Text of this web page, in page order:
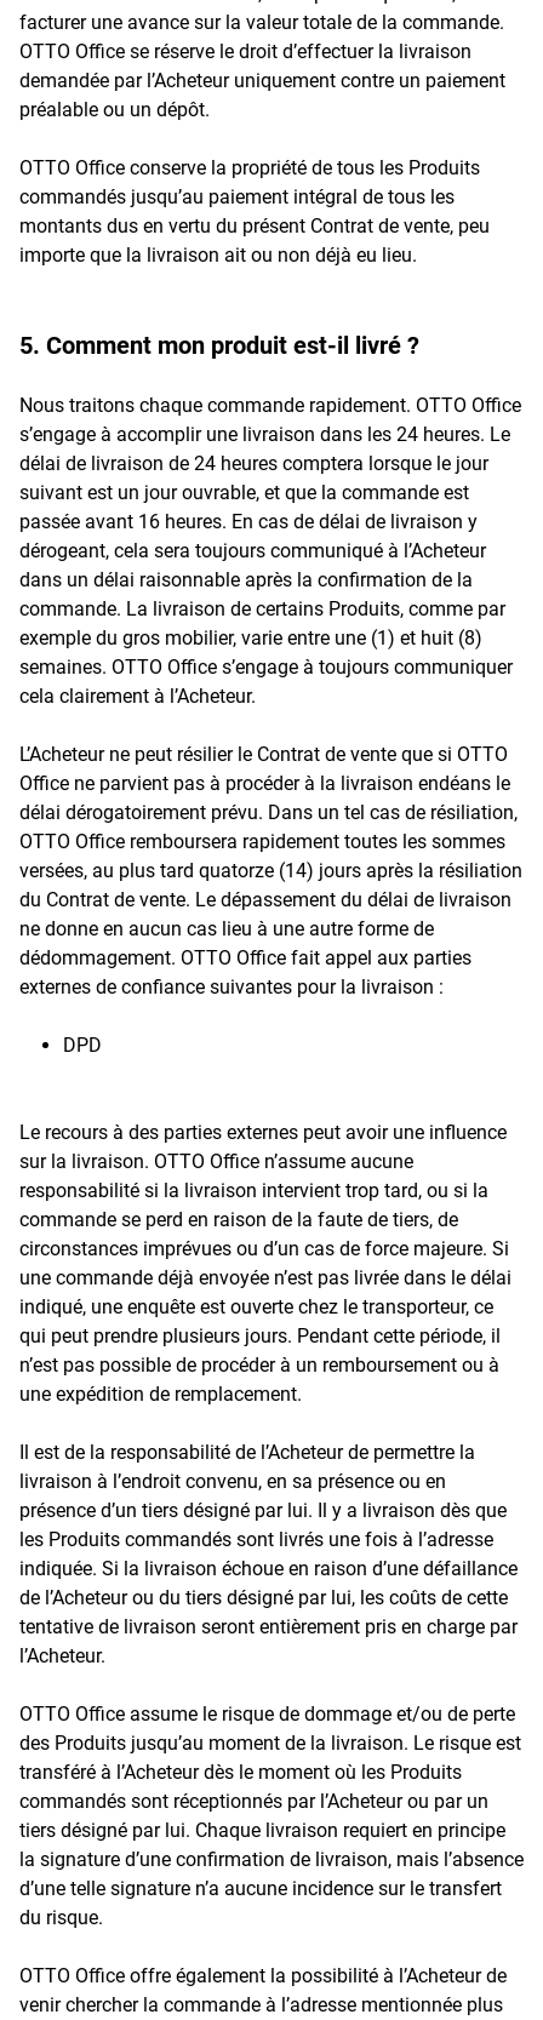
facturer une avance sur la valeur totale de la commande.
OTTO Office se réserve le droit d’effectuer la livraison
demandée par l’Acheteur uniquement contre un paiement
préalable ou un dépôt.
OTTO Office conserve la propriété de tous les Produits
commandés jusqu’au paiement intégral de tous les
montants dus en vertu du présent Contrat de vente, peu
importe que la livraison ait ou non déjà eu lieu.
5. Comment mon produit est-il livré ?
Nous traitons chaque commande rapidement. OTTO Office
s’engage à accomplir une livraison dans les 24 heures. Le
délai de livraison de 24 heures comptera lorsque le jour
suivant est un jour ouvrable, et que la commande est
passée avant 16 heures. En cas de délai de livraison y
dérogeant, cela sera toujours communiqué à l’Acheteur
dans un délai raisonnable après la confirmation de la
commande. La livraison de certains Produits, comme par
exemple du gros mobilier, varie entre une (1) et huit (8)
semaines. OTTO Office s’engage à toujours communiquer
cela clairement à l’Acheteur.
L’Acheteur ne peut résilier le Contrat de vente que si OTTO
Office ne parvient pas à procéder à la livraison endéans le
délai dérogatoirement prévu. Dans un tel cas de résiliation,
OTTO Office remboursera rapidement toutes les sommes
versées, au plus tard quatorze (14) jours après la résiliation
du Contrat de vente. Le dépassement du délai de livraison
ne donne en aucun cas lieu à une autre forme de
dédommagement. OTTO Office fait appel aux parties
externes de confiance suivantes pour la livraison :
DPD
Le recours à des parties externes peut avoir une influence
sur la livraison. OTTO Office n’assume aucune
responsabilité si la livraison intervient trop tard, ou si la
commande se perd en raison de la faute de tiers, de
circonstances imprévues ou d’un cas de force majeure. Si
une commande déjà envoyée n’est pas livrée dans le délai
indiqué, une enquête est ouverte chez le transporteur, ce
qui peut prendre plusieurs jours. Pendant cette période, il
n’est pas possible de procéder à un remboursement ou à
une expédition de remplacement.
Il est de la responsabilité de l’Acheteur de permettre la
livraison à l’endroit convenu, en sa présence ou en
présence d’un tiers désigné par lui. Il y a livraison dès que
les Produits commandés sont livrés une fois à l’adresse
indiquée. Si la livraison échoue en raison d’une défaillance
de l’Acheteur ou du tiers désigné par lui, les coûts de cette
tentative de livraison seront entièrement pris en charge par
l’Acheteur.
OTTO Office assume le risque de dommage et/ou de perte
des Produits jusqu’au moment de la livraison. Le risque est
transféré à l’Acheteur dès le moment où les Produits
commandés sont réceptionnés par l’Acheteur ou par un
tiers désigné par lui. Chaque livraison requiert en principe
la signature d’une confirmation de livraison, mais l’absence
d’une telle signature n’a aucune incidence sur le transfert
du risque.
OTTO Office offre également la possibilité à l’Acheteur de
venir chercher la commande à l’adresse mentionnée plus